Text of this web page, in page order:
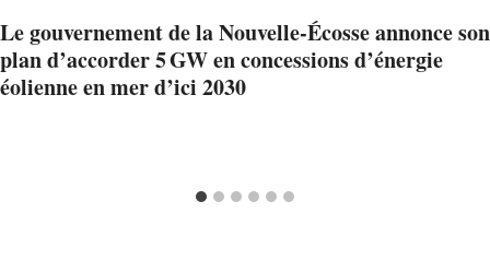
Le gouvernement de la Nouvelle-Écosse annonce son
plan d’accorder 5 GW en concessions d’énergie
éolienne en mer d’ici 2030